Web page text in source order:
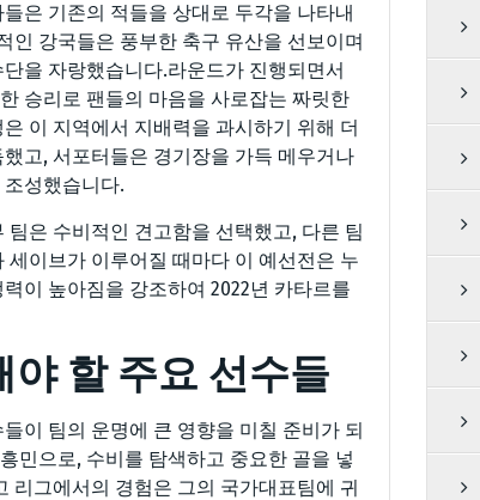
은 기존의 적들을 상대로 두각을 나타내
인 강국들은 풍부한 축구 유산을 선보이며
을 자랑했습니다.라운드가 진행되면서
승리로 팬들의 마음을 사로잡는 짜릿한
이 지역에서 지배력을 과시하기 위해 더
고, 서포터들은 경기장을 가득 메우거나
성했습니다.
은 수비적인 견고함을 선택했고, 다른 팀
이브가 이루어질 때마다 이 예선전은 누
이 높아짐을 강조하여 2022년 카타르를
할 주요 선수들
이 팀의 운명에 큰 영향을 미칠 준비가 되
민으로, 수비를 탐색하고 중요한 골을 넣
리그에서의 경험은 그의 국가대표팀에 귀